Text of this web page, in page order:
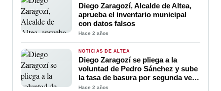
Diego Zaragozí, Alcalde de Altea,
aprueba el inventario municipal
con datos falsos
Hace 2 años
NOTICIAS DE ALTEA
Diego Zaragozí se pliega a la
voluntad de Pedro Sánchez y sube
la tasa de basura por segunda vez
en su primer año de gobierno
Hace 2 años